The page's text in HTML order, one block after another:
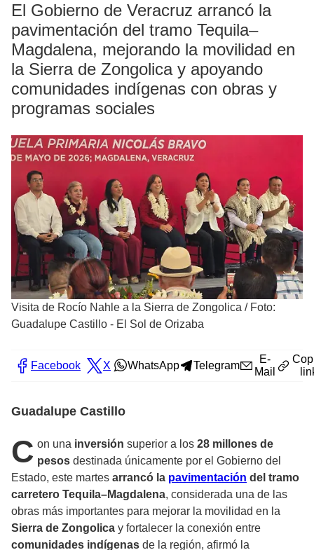
El Gobierno de Veracruz arrancó la
pavimentación del tramo Tequila–
Magdalena, mejorando la movilidad en
la Sierra de Zongolica y apoyando
comunidades indígenas con obras y
programas sociales
Visita de Rocío Nahle a la Sierra de Zongolica / Foto:
Guadalupe Castillo - El Sol de Orizaba
Facebook X WhatsApp Telegram
E-
Mail
Guadalupe Castillo
C on una inversión superior a los 28 millones de
pesos destinada únicamente por el Gobierno del
Estado, este martes arrancó la pavimentación del tramo
carretero Tequila–Magdalena, considerada una de las
obras más importantes para mejorar la movilidad en la
Sierra de Zongolica y fortalecer la conexión entre
comunidades indígenas de la región, afirmó la